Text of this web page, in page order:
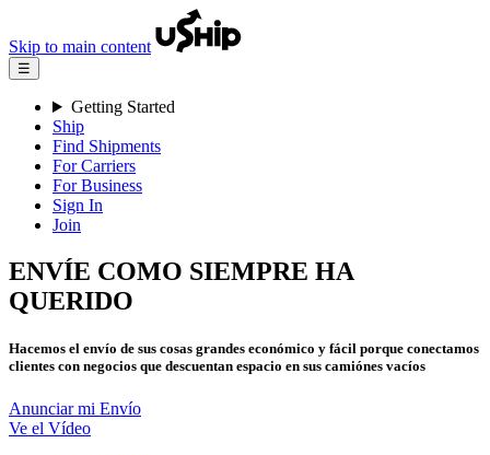
Skip to main content
☰
Getting Started
Ship
Find Shipments
For Carriers
For Business
Sign In
Join
ENVÍE COMO SIEMPRE HA
QUERIDO
Hacemos el envío de sus cosas grandes económico y fácil porque conectamos
clientes con negocios que descuentan espacio en sus camiónes vacíos
Anunciar mi Envío
Ve el Vídeo